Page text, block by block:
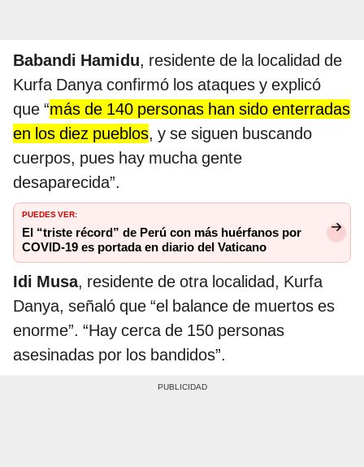
Babandi Hamidu, residente de la localidad de
Kurfa Danya confirmó los ataques y explicó
que “más de 140 personas han sido enterradas
en los diez pueblos, y se siguen buscando
cuerpos, pues hay mucha gente
desaparecida”.
PUEDES VER:
El “triste récord” de Perú con más huérfanos por
COVID-19 es portada en diario del Vaticano
Idi Musa, residente de otra localidad, Kurfa
Danya, señaló que “el balance de muertos es
enorme”. “Hay cerca de 150 personas
asesinadas por los bandidos”.